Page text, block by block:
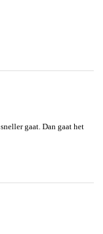
gaat. Dan gaat het